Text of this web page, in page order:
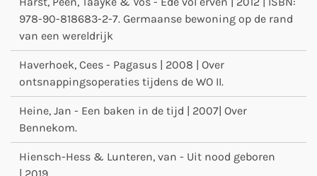
978-90-818683-2-7. Germaanse bewoning op de rand
van een wereldrijk
Haverhoek, Cees - Pagasus | 2008 | Over
ontsnappingsoperaties tijdens de WO II.
Heine, Jan - Een baken in de tijd | 2007| Over
Bennekom.
Hiensch-Hess & Lunteren, van - Uit nood geboren